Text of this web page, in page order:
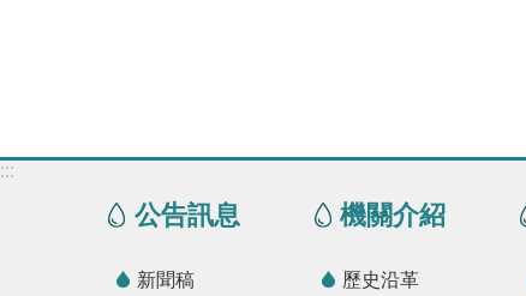
:::
公告訊息
新聞稿
機關介紹
歷史沿革